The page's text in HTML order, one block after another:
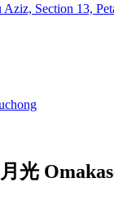
Section 13,
光